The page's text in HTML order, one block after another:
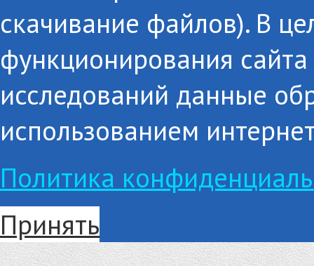
скачивание файлов). В
функционирования
исследований данные
использованием
Политика
Принять